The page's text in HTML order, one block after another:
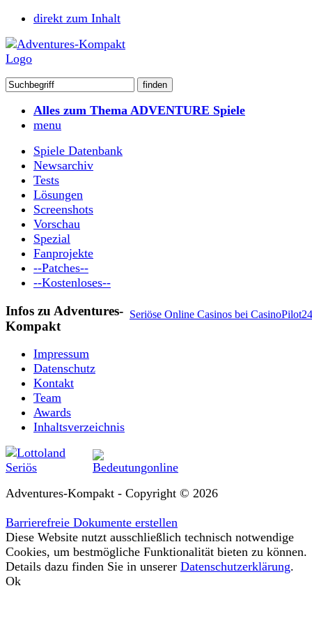
direkt zum Inhalt
Alles zum Thema ADVENTURE Spiele
menu
Spiele Datenbank
Newsarchiv
Tests
Lösungen
Screenshots
Vorschau
Spezial
Fanprojekte
--Patches--
--Kostenloses--
Seriöse Online Casinos bei CasinoPilot24
Infos zu Adventures-
Kompakt
Impressum
Datenschutz
Kontakt
Team
Awards
Inhaltsverzeichnis
Adventures-Kompakt - Copyright © 2026
Barrierefreie Dokumente erstellen
Diese Website nutzt ausschließlich technisch notwendige
Cookies, um bestmögliche Funktionalität bieten zu können.
Details dazu finden Sie in unserer Datenschutzerklärung.
Ok